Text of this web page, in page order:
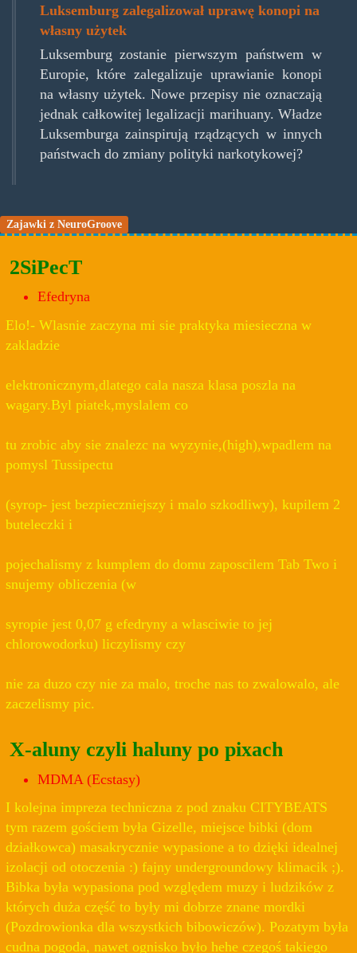
Luksemburg zalegalizował uprawę konopi na
własny użytek
Luksemburg zostanie pierwszym państwem w
Europie, które zalegalizuje uprawianie konopi
na własny użytek. Nowe przepisy nie oznaczają
jednak całkowitej legalizacji marihuany. Władze
Luksemburga zainspirują rządzących w innych
państwach do zmiany polityki narkotykowej?
Zajawki z NeuroGroove
2SiPecT
Efedryna
Elo!- Wlasnie zaczyna mi sie praktyka miesieczna w
zakladzie
elektronicznym,dlatego cala nasza klasa poszla na
wagary.Byl piatek,myslalem co
tu zrobic aby sie znalezc na wyzynie,(high),wpadlem na
pomysl Tussipectu
(syrop- jest bezpieczniejszy i malo szkodliwy), kupilem 2
buteleczki i
pojechalismy z kumplem do domu zaposcilem Tab Two i
snujemy obliczenia (w
syropie jest 0,07 g efedryny a wlasciwie to jej
chlorowodorku) liczylismy czy
nie za duzo czy nie za malo, troche nas to zwalowalo, ale
zaczelismy pic.
X-aluny czyli haluny po pixach
MDMA (Ecstasy)
I kolejna impreza techniczna z pod znaku CITYBEATS
tym razem gościem była Gizelle, miejsce bibki (dom
działkowca) masakrycznie wypasione a to dzięki idealnej
izolacji od otoczenia :) fajny undergroundowy klimacik ;).
Bibka była wypasiona pod względem muzy i ludzików z
których duża część to były mi dobrze znane mordki
(Pozdrowionka dla wszystkich bibowiczów). Pozatym była
cudna pogoda, nawet ognisko było hehe czegoś takiego